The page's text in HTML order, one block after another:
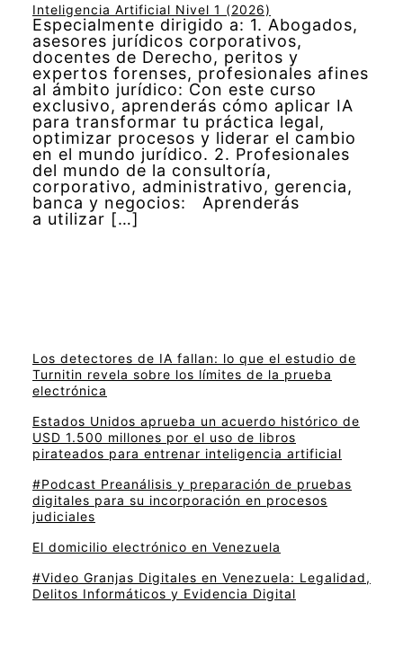
Inteligencia Artificial Nivel 1 (2026)
Especialmente dirigido a: 1. Abogados,
asesores jurídicos corporativos,
docentes de Derecho, peritos y
expertos forenses, profesionales afines
al ámbito jurídico: Con este curso
exclusivo, aprenderás cómo aplicar IA
para transformar tu práctica legal,
optimizar procesos y liderar el cambio
en el mundo jurídico. 2. Profesionales
del mundo de la consultoría,
corporativo, administrativo, gerencia,
banca y negocios: Aprenderás
a utilizar […]
Los detectores de IA fallan: lo que el estudio de
Turnitin revela sobre los límites de la prueba
electrónica
Estados Unidos aprueba un acuerdo histórico de
USD 1.500 millones por el uso de libros
pirateados para entrenar inteligencia artificial
#Podcast Preanálisis y preparación de pruebas
digitales para su incorporación en procesos
judiciales
El domicilio electrónico en Venezuela
#Video Granjas Digitales en Venezuela: Legalidad,
Delitos Informáticos y Evidencia Digital